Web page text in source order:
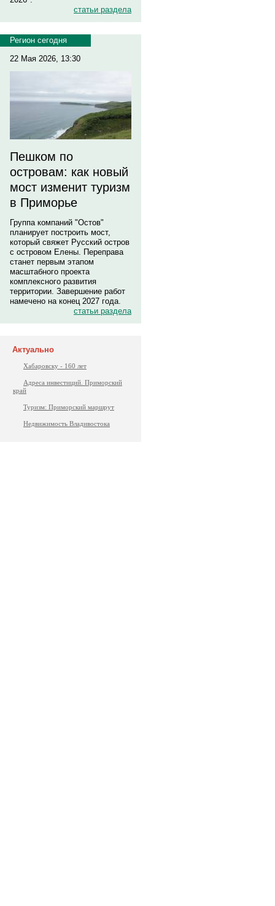
статьи раздела
Регион сегодня
22 Мая 2026, 13:30
Пешком по
островам: как новый
мост изменит туризм
в Приморье
Группа компаний "Остов"
планирует построить мост,
который свяжет Русский остров
с островом Елены. Переправа
станет первым этапом
масштабного проекта
комплексного развития
территории. Завершение работ
намечено на конец 2027 года.
статьи раздела
Актуально
Хабаровску - 160 лет
Адреса инвестиций. Приморский
край
Туризм: Приморский маршрут
Недвижимость Владивостока